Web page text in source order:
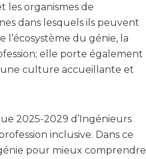
les organismes de
dans lesquels ils peuvent
du génie, la
elle porte également
une culture accueillante et
2025-2029 d’Ingénieurs
inclusive. Dans ce
pour mieux comprendre